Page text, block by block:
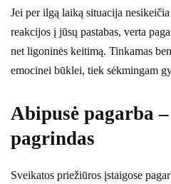
Jei per ilgą laiką situacija
reakcijos į jūsų pastabas, verta
net ligoninės keitimą. Tinkamas
emocinei būklei, tiek sėkmingam
Abipusė pagarba
pagrindas
Sveikatos priežiūros įstaigose